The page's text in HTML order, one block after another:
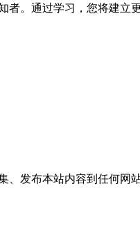
者。通过学习，您将建立
、发布本站内容到任何网